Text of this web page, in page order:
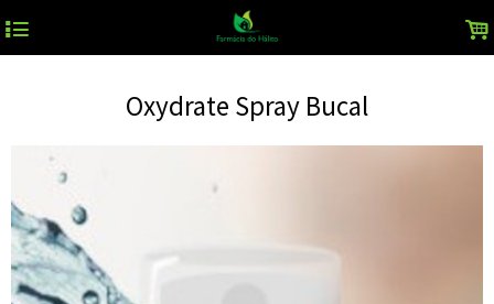
4 .
Oxydrate Spray Bucal